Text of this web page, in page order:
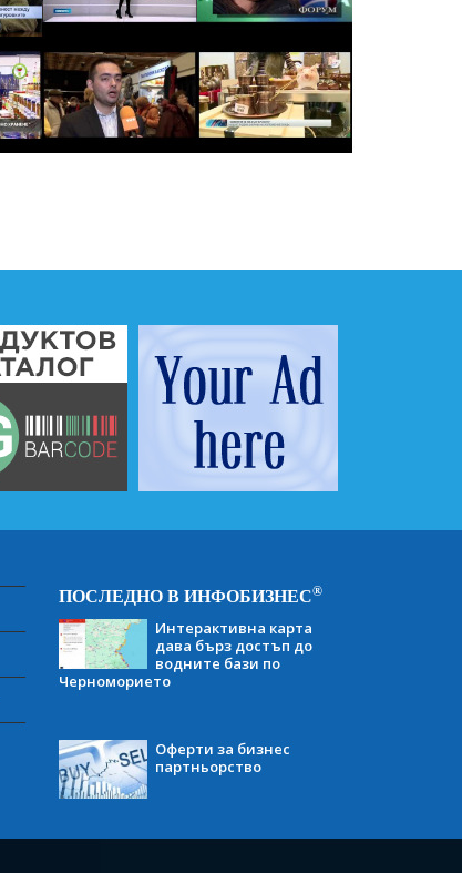
ПОСЛЕДНО В ИНФОБИЗНЕС®
Интерактивна карта
дава бърз достъп до
водните бази по
Черноморието
Оферти за бизнес
партньорство